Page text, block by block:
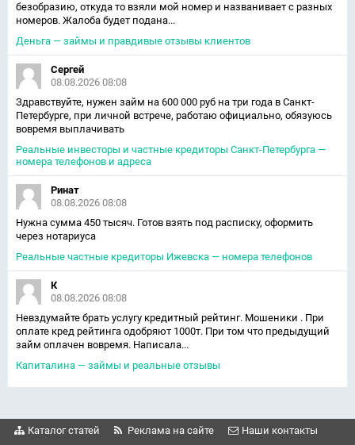
безобразию, откуда то взяли мой номер и названивает с разных
номеров. Жалоба будет подана...
Деньга — займы и правдивые отзывы клиентов
Сергей
08.08.2026 08:08
Здравствуйте, нужен займ на 600 000 руб на три года в Санкт-
Петербурге, при личной встрече, работаю официально, обязуюсь
вовремя выплачивать
Реальные инвесторы и частные кредиторы Санкт-Петербурга —
номера телефонов и адреса
Ринат
08.08.2026 08:08
Нужна сумма 450 тысяч. Готов взять под расписку, оформить
через нотариуса
Реальные частные кредиторы Ижевска — номера телефонов
К
08.08.2026 08:08
Невздумайте брать услугу кредитный рейтинг. Мошеники . При
оплате кред рейтинга одобряют 1000т. При том что предыдущий
займ оплачен вовремя. Написала...
Капиталина — займы и реальные отзывы
Каталог статей Реклама на сайте Наши контакты